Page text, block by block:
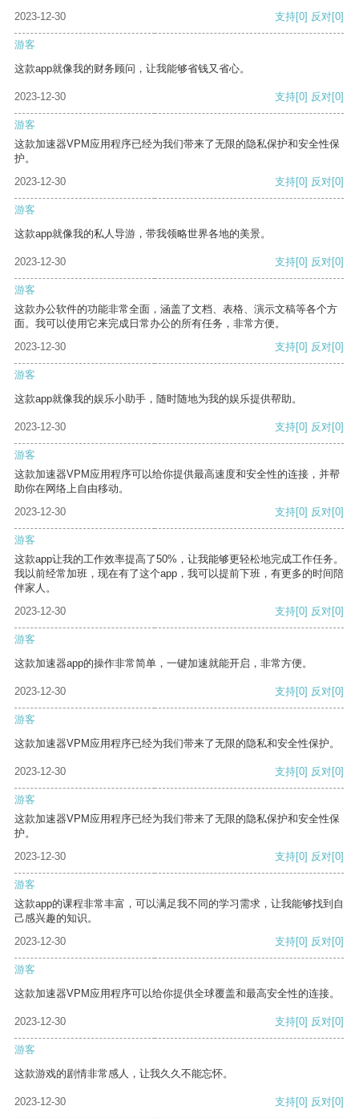
2023-12-30 支持[0] 反对[0]
游客
这款app就像我的财务顾问，让我能够省钱又省心。
2023-12-30 支持[0] 反对[0]
游客
这款加速器VPM应用程序已经为我们带来了无限的隐私保护和安全性保
护。
2023-12-30
支持[0] 反对[0]
游客
这款app就像我的私人导游，带我领略世界各地的美景。
2023-12-30 支持[0] 反对[0]
游客
这款办公软件的功能非常全面，涵盖了文档、表格、演示文稿等各个方
面。我可以使用它来完成日常办公的所有任务，非常方便。
2023-12-30
支持[0] 反对[0]
游客
这款app就像我的娱乐小助手，随时随地为我的娱乐提供帮助。
2023-12-30 支持[0] 反对[0]
游客
这款加速器VPM应用程序可以给你提供最高速度和安全性的连接，并帮
助你在网络上自由移动。
2023-12-30
支持[0] 反对[0]
游客
这款app让我的工作效率提高了50%，让我能够更轻松地完成工作任务。
我以前经常加班，现在有了这个app，我可以提前下班，有更多的时间陪
伴家人。
2023-12-30
支持[0] 反对[0]
游客
这款加速器app的操作非常简单，一键加速就能开启，非常方便。
2023-12-30 支持[0] 反对[0]
游客
这款加速器VPM应用程序已经为我们带来了无限的隐私和安全性保护。
2023-12-30 支持[0] 反对[0]
游客
这款加速器VPM应用程序已经为我们带来了无限的隐私保护和安全性保
护。
2023-12-30
支持[0] 反对[0]
游客
这款app的课程非常丰富，可以满足我不同的学习需求，让我能够找到自
己感兴趣的知识。
2023-12-30
支持[0] 反对[0]
游客
这款加速器VPM应用程序可以给你提供全球覆盖和最高安全性的连接。
2023-12-30 支持[0] 反对[0]
游客
这款游戏的剧情非常感人，让我久久不能忘怀。
2023-12-30 支持[0] 反对[0]